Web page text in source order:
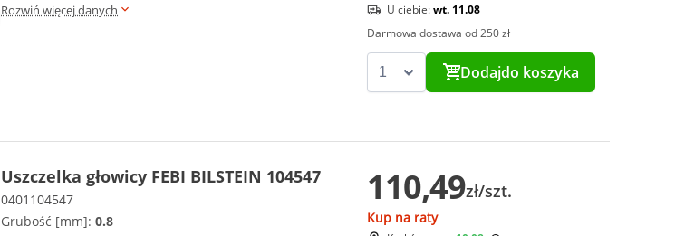
Rozwiń więcej danych
U ciebie:wt. 11.08
Darmowa dostawa od 250 zł
Dodajdo koszyka
Uszczelka głowicy FEBI BILSTEIN 104547
0401104547
Grubość [mm]: 0.8
110,49zł/szt.
Kup na raty